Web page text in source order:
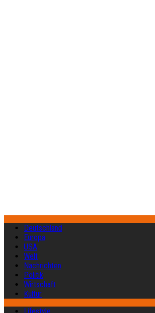
Deutschland
Europa
USA
Welt
Nachrichten
Politik
Wirtschaft
Kultur